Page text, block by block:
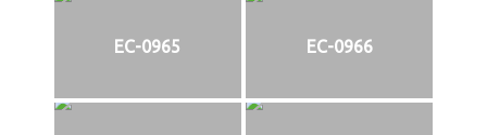
EC-0965 EC-0966